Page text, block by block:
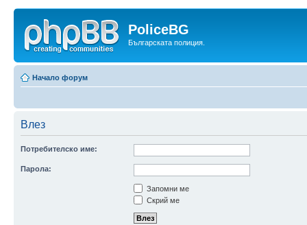
PoliceBG
Българската полиция.
Начало форум
Влез
Потребителско име:
Парола:
Запомни ме
Скрий ме